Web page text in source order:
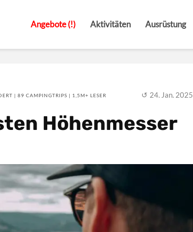
Angebote (!) Aktivitäten Ausrüstung
| 89 CAMPINGTRIPS | 1,5M+ LESER 24. Jan. 2025
Höhenmesser